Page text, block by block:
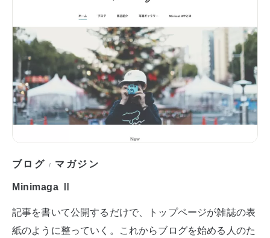
ブログ / マガジン
Minimaga Ⅱ
記事を書いて公開するだけで、トップページが雑誌の表
紙のように整っていく。これからブログを始める人のた